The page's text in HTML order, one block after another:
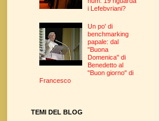
i Lefebvriani?
Un po' di
benchmarking
papale: dal
"Buona
Domenica" di
Benedetto al
"Buon giorno" di
Francesco
TEMI DEL BLOG